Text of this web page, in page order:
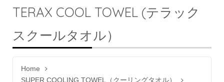
TERAX COOL TOWEL (テラック
スクールタオル）
Home
SUPER COOLING TOWEL（クーリングタオル）